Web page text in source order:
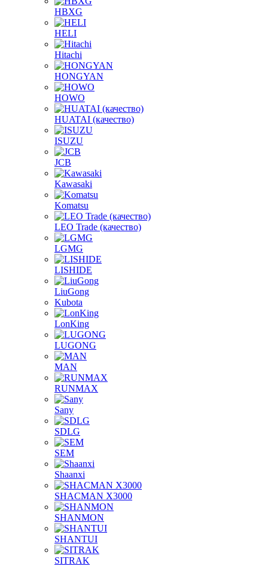
HBXG
HELI
Hitachi
HONGYAN
HOWO
HUATAI (качество)
ISUZU
JCB
Kawasaki
Komatsu
LEO Trade (качество)
LGMG
LISHIDE
LiuGong
Kubota
LonKing
LUGONG
MAN
RUNMAX
Sany
SDLG
SEM
Shaanxi
SHACMAN X3000
SHANMON
SHANTUI
SITRAK